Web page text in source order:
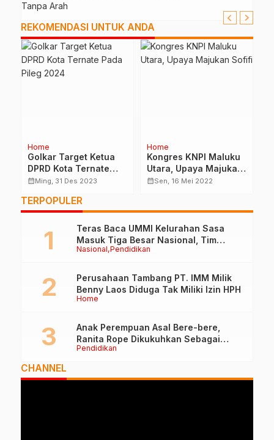
REKOMENDASI UNTUK ANDA
Home
Golkar Target Ketua
DPRD Kota Ternate
Pada Pileg 2024
calendar_monthMing, 31 Des 2023
Home
Kongres KNPI Maluku
Utara, Upaya Majukan
Sofifi
calendar_monthSen, 16 Mei 2022
TERPOPULER
Nasional Pendidikan
Teras Baca UMMI Kelurahan Sasa
Masuk Tiga Besar Nasional, Tim
Penilai Lakukan Visitasi di Ternate
Home
Perusahaan Tambang PT. IMM Milik
Benny Laos Diduga Tak Miliki Izin HPH
Pendidikan
Anak Perempuan Asal Bere-bere,
Ranita Rope Dikukuhkan Sebagai
Guru Besar dan Rektor Ummu
CHANNEL